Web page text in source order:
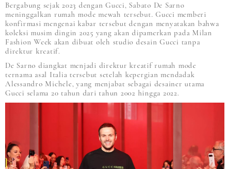
Bergabung sejak 2023 dengan Gucci, Sabato De Sarno
meninggalkan rumah mode mewah tersebut. Gucci memberi
konfirmasi mengenai kabar tersebut dengan menyatakan bahwa
koleksi musim dingin 2025 yang akan dipamerkan pada Milan
Fashion Week akan dibuat oleh studio desain Gucci tanpa
direktur kreatif.
De Sarno diangkat menjadi direktur kreatif rumah mode
ternama asal Italia tersebut setelah kepergian mendadak
Alessandro Michele, yang menjabat sebagai desainer utama
Gucci selama 20 tahun dari tahun 2002 hingga 2022.